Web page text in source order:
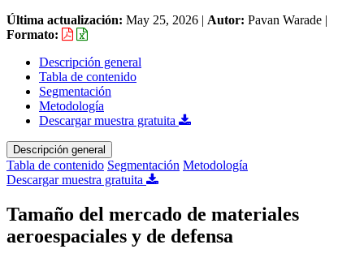
Última actualización: May 25, 2026 | Autor: Pavan Warade |
Formato:
Descripción general
Tabla de contenido
Segmentación
Metodología
Descargar muestra gratuita
Descripción general
Tabla de contenido Segmentación Metodología
Descargar muestra gratuita
Tamaño del mercado de materiales
aeroespaciales y de defensa